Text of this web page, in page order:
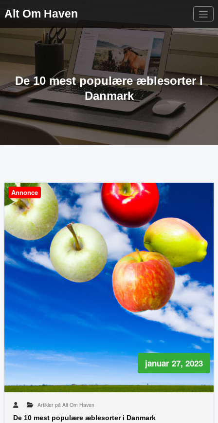
Alt Om Haven
De 10 mest populære æblesorter i
Danmark
Annonce
januar 27, 2023
Artikler på Alt Om Haven
De 10 mest populære æblesorter i Danmark